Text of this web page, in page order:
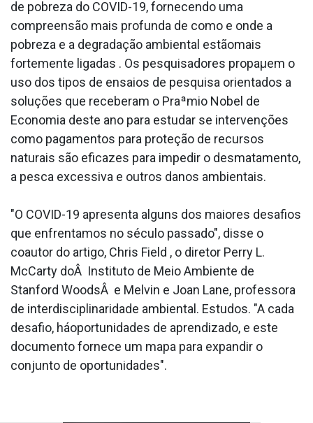
de pobreza do COVID-19, fornecendo uma
compreensão mais profunda de como e onde a
pobreza e a degradação ambiental estãomais
fortemente ligadas . Os pesquisadores propaµem o
uso dos tipos de ensaios de pesquisa orientados a
soluções que receberam o Praªmio Nobel de
Economia deste ano para estudar se intervenções
como pagamentos para proteção de recursos
naturais são eficazes para impedir o desmatamento,
a pesca excessiva e outros danos ambientais.
"O COVID-19 apresenta alguns dos maiores desafios
que enfrentamos no século passado", disse o
coautor do artigo, Chris Field , o diretor Perry L.
McCarty doÂ Instituto de Meio Ambiente de
Stanford WoodsÂ e Melvin e Joan Lane, professora
de interdisciplinaridade ambiental. Estudos. "A cada
desafio, háoportunidades de aprendizado, e este
documento fornece um mapa para expandir o
conjunto de oportunidades".